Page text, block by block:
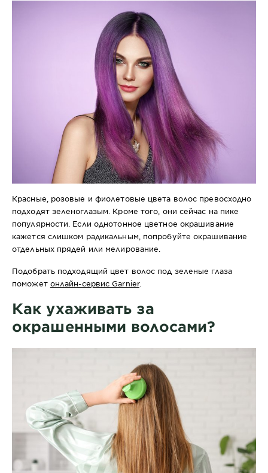
Красные, розовые и фиолетовые цвета волос превосходно
подходят зеленоглазым. Кроме того, они сейчас на пике
популярности. Если однотонное цветное окрашивание
кажется слишком радикальным, попробуйте окрашивание
отдельных прядей или мелирование.
Подобрать подходящий цвет волос под зеленые глаза
поможет онлайн-сервис Garnier.
Как ухаживать за
окрашенными волосами?